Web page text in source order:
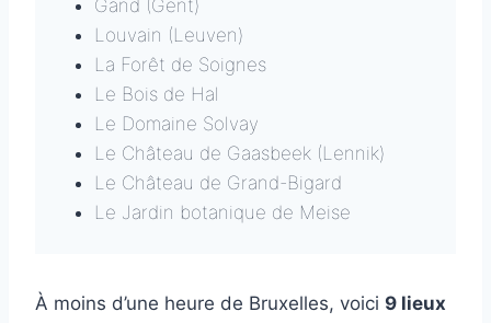
Gand (Gent)
Louvain (Leuven)
La Forêt de Soignes
Le Bois de Hal
Le Domaine Solvay
Le Château de Gaasbeek (Lennik)
Le Château de Grand-Bigard
Le Jardin botanique de Meise
À moins d’une heure de Bruxelles, voici 9 lieux